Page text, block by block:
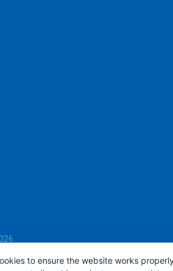
to ensure the website works